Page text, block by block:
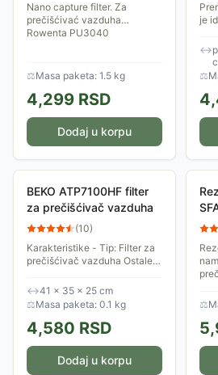
Nano capture filter. Za
prečišćivać vazduha
Rowenta PU3040
⚖Masa paketa: 1.5 kg
4,299 RSD
Dodaj u korpu
je
↔
⚖
BEKO ATP7100HF filter
za prečišćivač vazduha
(10)
Karakteristike - Tip: Filter za
prečišćivač vazduha Ostale
karakteristike - Dimenzije:
410mm x 350mm x 250mm
↔41 × 35 × 25 cm
⚖Masa paketa: 0.1 kg
4,580 RSD
Dodaj u korpu
⚖